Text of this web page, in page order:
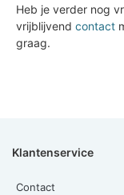
Heb je verder nog
vrijblijvend contact
graag.
Klantenservice
Contact